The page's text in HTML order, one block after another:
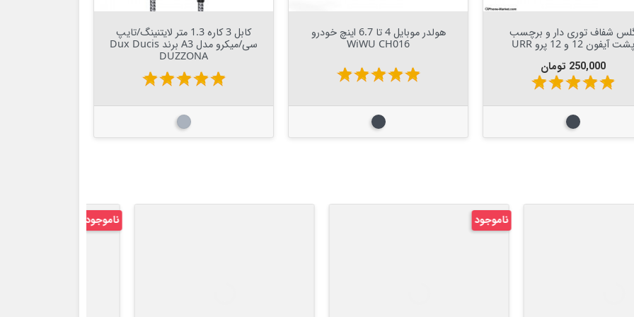
شفاف توری دار و برچسب
پشت آیفون 12 و 12 پرو URR
قیمت
250,000 تومان
star
star
star
star
star
مشکی
هولدر موبایل 4 تا 6.7 اینچ خودرو
WiWU CH016
star
star
star
star
star
مشکی
کابل 3 کاره 1.3 متر لایتنینگ/تایپ
سی/میکرو مدل A3 برند Dux Ducis
DUZZONA
star
star
star
star
star
خاکستری